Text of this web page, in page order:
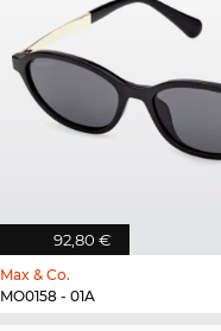
92,80 €
Max & Co.
MO0158 - 01A